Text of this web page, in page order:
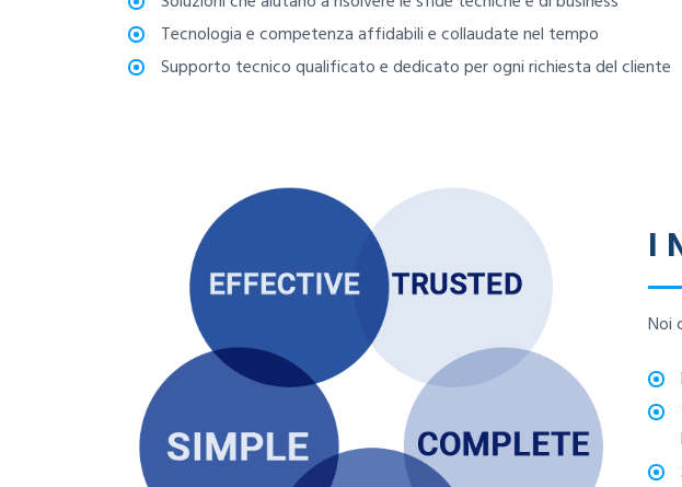
Tecnologia e competenza affidabili e collaudate nel tempo
Supporto tecnico qualificato e dedicato per ogni richiesta del cliente
I
Noi